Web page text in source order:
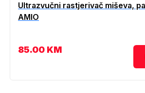
Ultrazvučni rastjerivač miševa,
AMIO
85.00 KM